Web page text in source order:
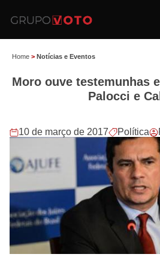
Home > Notícias e Eventos
Moro ouve testemunhas
Palocci e
10 de março de 2017 Política